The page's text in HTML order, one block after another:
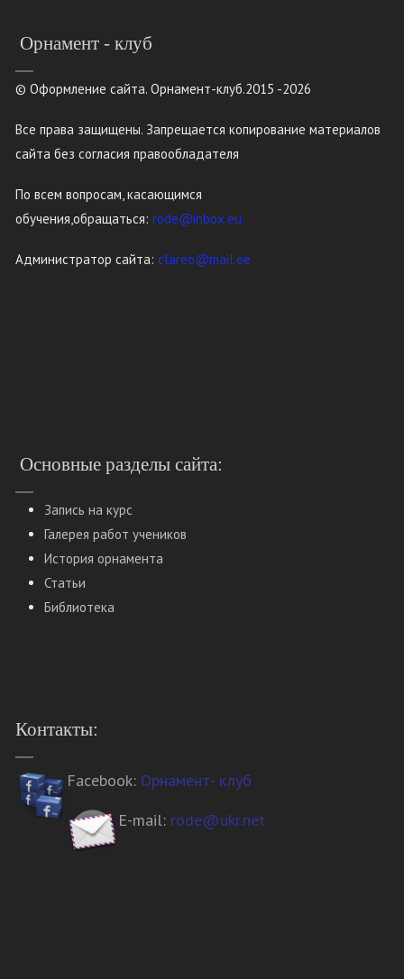
Орнамент - клуб
© Оформление сайта. Орнамент-клуб.2015 -2026
Все права защищены. Запрещается копирование материалов
сайта без согласия правообладателя
По всем вопросам, касающимся
обучения,обращаться: rode@inbox.eu
Администратор сайта: clareo@mail.ee
Основные разделы сайта:
Запись на курс
Галерея работ учеников
История орнамента
Статьи
Библиотека
Контакты:
Facebook: Орнамент- клуб
E-mail: rode@ukr.net